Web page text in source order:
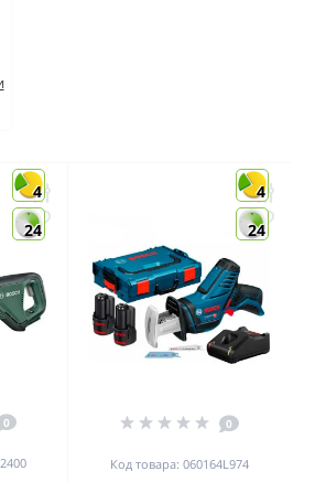
4
24
0
4
24
0
Код товара: 060164L974